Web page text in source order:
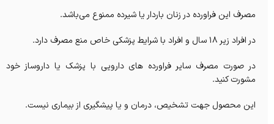
مصرف این فراورده در زنان باردار یا شیرده ممنوع می‌باشد.
در افراد زیر 18 سال و افراد با شرایط پزشکی خاص منع مصرف دارد.
در صورت مصرف سایر فراورده های دارویی با پزشک یا داروساز خود
مشورت کنید.
این محصول جهت تشخیص، درمان و یا پیشگیری از بیماری نیست.